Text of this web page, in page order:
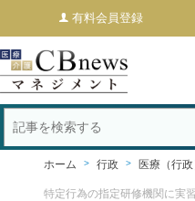
有料会員登録
ホーム 行政 医療（行政
特定行為の指定研修機関に実